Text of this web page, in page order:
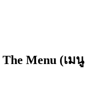
Menu (เมนู